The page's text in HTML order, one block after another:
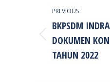
NAVIGATION
PREVIOUS
Previous
post:
BKPSDM
DOKUMEN
TAHUN 2022